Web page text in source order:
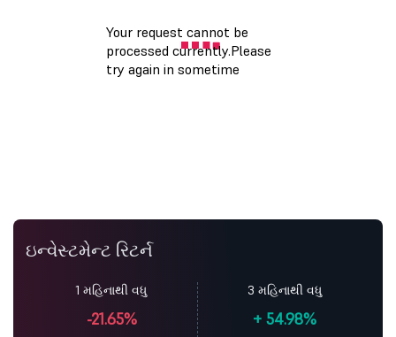
ઇન્વેસ્ટમેન્ટ રિટર્ન
1 મહિનાથી વધુ
-21.65%
3 મહિનાથી વધુ
+54.98%